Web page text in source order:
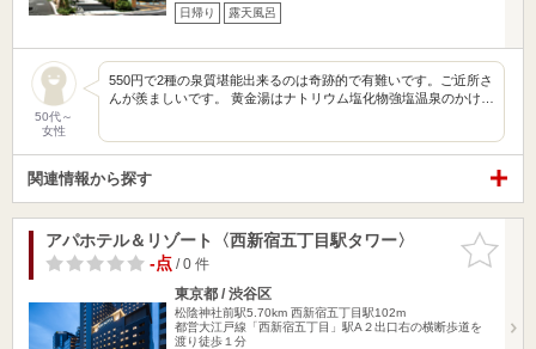
日帰り 露天風呂
50代～
女性
550円で2種の泉質堪能出来るのは奇跡的で有難いです。ご近所さ
んが羨ましいです。 黄金湯はナトリウム塩化物強塩温泉のかけ…
関連情報から探す
お気に入
りに追加
アパホテル＆リゾート〈西新宿五丁目駅タワー〉
-点/ 0 件
東京都 / 渋谷区
松陰神社前駅5.70km 西新宿五丁目駅102m
都営大江戸線「西新宿五丁目」駅A２出口右の横断歩道を
渡り徒歩１分